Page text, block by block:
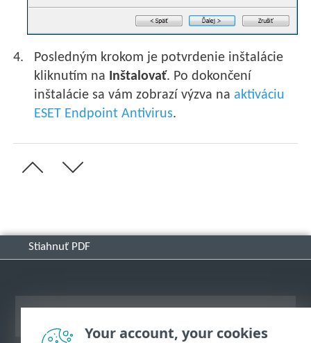
Posledným krokom je potvrdenie inštalácie
kliknutím na Inštalovať. Po dokončení
inštalácie sa vám zobrazí výzva naaktiváciu
ESET Endpoint Antivirus.
Stiahnuť PDF
Your account, your cookies